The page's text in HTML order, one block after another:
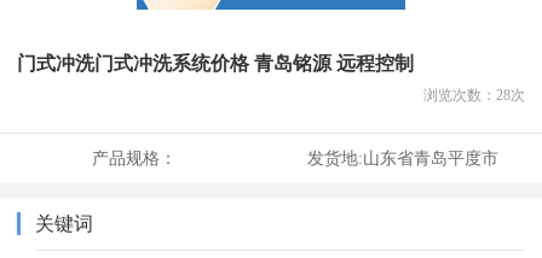
门式冲洗门式冲洗系统价格 青岛铭源 远程控制
浏览次数： 28次
产品规格： 发货地:山东省青岛平度市
关键词